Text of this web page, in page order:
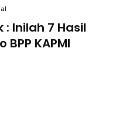
Inilah 7 Hasil
KAPMI